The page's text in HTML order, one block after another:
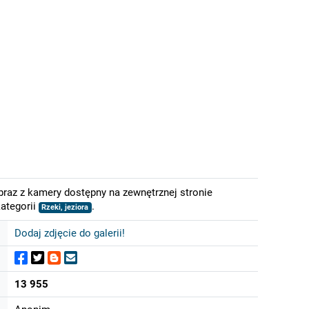
z kamery dostępny na zewnętrznej stronie
Rzeki, jeziora .
Dodaj zdjęcie do galerii!
13 955